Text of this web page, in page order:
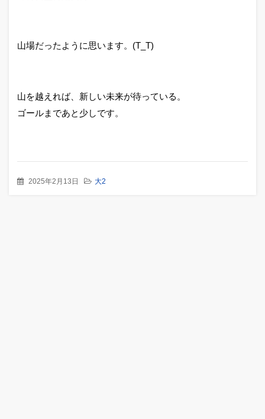
山場だったように思います。(T_T)
山を越えれば、新しい未来が待っている。
ゴールまであと少しです。
2025年2月13日 大2